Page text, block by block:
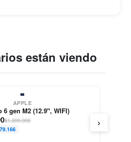
están viendo
APPLE
6 gen M2 (12.9", WIFI)
$1.399.990
›